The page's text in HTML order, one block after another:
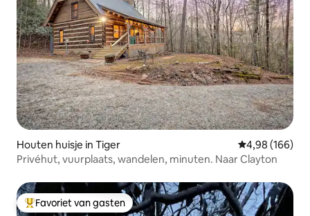
Houten huisje in Tiger Gemiddelde
4,98 (166)
Privéhut, vuurplaats, wandelen, minuten. Naar Clayton
Topfavoriet van gasten
Favoriet van gasten